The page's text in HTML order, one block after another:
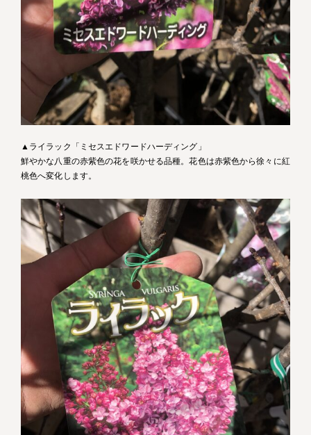
▲ライラック「ミセスエドワードハーディング」
鮮やかな八重の赤紫色の花を咲かせる品種。花色は赤紫色から徐々に紅
桃色へ変化します。